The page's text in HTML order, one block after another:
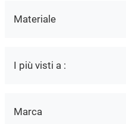
Materiale
I più visti a :
Marca